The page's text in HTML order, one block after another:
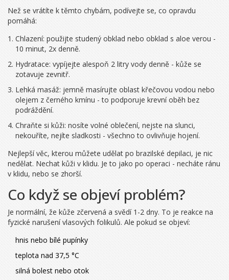
Než se vrátíte k těmto chybám, podívejte se, co opravdu
pomáhá:
Chlazení: použijte studený obklad nebo obklad s aloe verou -
10 minut, 2x denně.
Hydratace: vypíjejte alespoň 2 litry vody denně - kůže se
zotavuje zevnitř.
Lehká masáž: jemně masírujte oblast křečovou vodou nebo
olejem z černého kmínu - to podporuje krevní oběh bez
podráždění.
Chraňte si kůži: nosíte volné oblečení, nejste na slunci,
nekouříte, nejíte sladkosti - všechno to ovlivňuje hojení.
Nejlepší věc, kterou můžete udělat po brazilské depilaci, je nic
nedělat. Nechat kůži v klidu. Je to jako po operaci - necháte ránu
v klidu, nebo se zhorší.
Co když se objeví problém?
Je normální, že kůže zčervená a svědí 1-2 dny. To je reakce na
fyzické narušení vlasových folikulů. Ale pokud se objeví:
hnis nebo bílé pupínky
teplota nad 37,5 °C
silná bolest nebo otok